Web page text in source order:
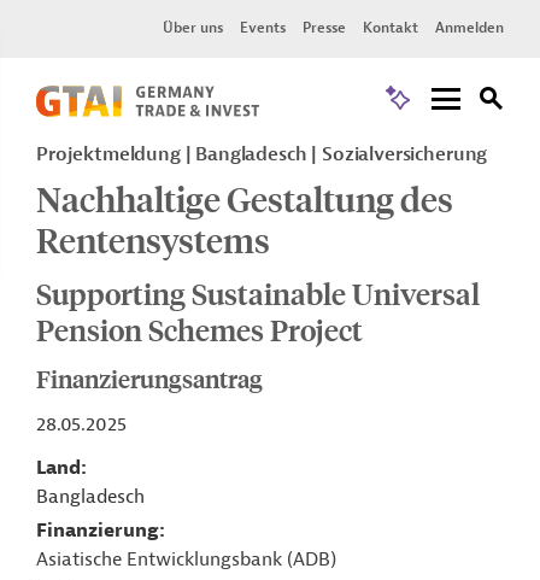
Über uns Events Presse Kontakt Anmelden
Projektmeldung Bangladesch Sozialversicherung
Nachhaltige Gestaltung des
Rentensystems
Supporting Sustainable Universal
Pension Schemes Project
Finanzierungsantrag
28.05.2025
Land
Bangladesch
Finanzierung
Asiatische Entwicklungsbank (ADB)